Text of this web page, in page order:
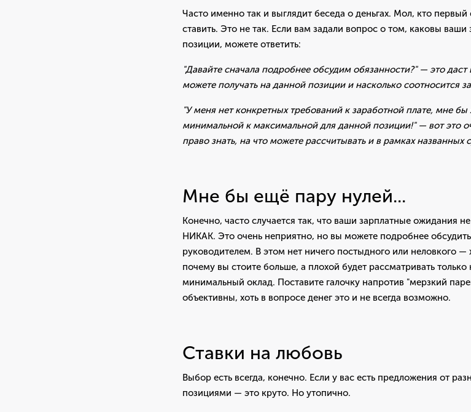
Часто именно так и выглядит беседа о деньгах. Мол, кто
ставить. Это не так. Если вам задали вопрос о том, каковы
позиции, можете ответить:
"Давайте сначала подробнее обсудим обязанности?" — это
можете получать на данной позиции и насколько соотносится
"У меня нет конкретных требований к заработной плате, мне бы
минимальной к максимальной для данной позиции!" — вот это
право знать, на что можете расcчитывать и в рамках названных
Мне бы ещё пару нулей...
Конечно, часто случается так, что ваши зарплатные ожидания
НИКАК. Это очень неприятно, но вы можете подробнее
руководителем. В этом нет ничего постыдного или неловкого
почему вы стоите больше, а плохой будет рассматривать
минимальный оклад. Поставите галочку напротив "мерзкий
объективны, хоть в вопросе денег это и не всегда возможно.
Ставки на любовь
Выбор есть всегда, конечно. Если у вас есть предложения от
позициями — это круто. Но утопично.